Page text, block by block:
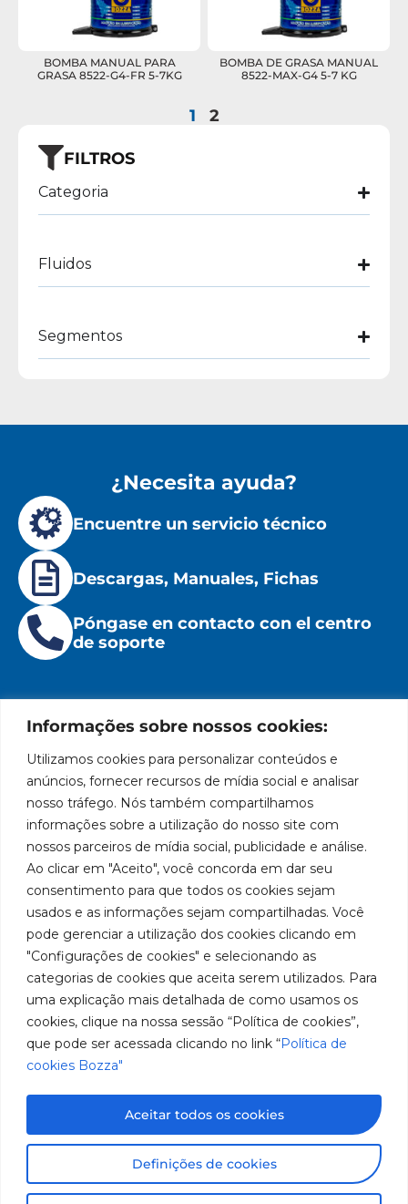
Informações sobre nossos cookies:
Utilizamos cookies para personalizar conteúdos e
anúncios, fornecer recursos de mídia social e analisar
nosso tráfego. Nós também compartilhamos
informações sobre a utilização do nosso site com
nossos parceiros de mídia social, publicidade e análise.
Ao clicar em "Aceito", você concorda em dar seu
consentimento para que todos os cookies sejam
usados e as informações sejam compartilhadas. Você
pode gerenciar a utilização dos cookies clicando em
"Configurações de cookies" e selecionando as
categorias de cookies que aceita serem utilizados. Para
uma explicação mais detalhada de como usamos os
cookies, clique na nossa sessão “Política de cookies”,
que pode ser acessada clicando no link “Política de
cookies Bozza"
Definições de cookies
Aceitar todos os cookies
FILTROS
Categoria
Fluidos
Segmentos
BOMBA MANUAL PARA
GRASA 8522-G4-FR 5-7KG
BOMBA DE GRASA MANUAL
8522-MAX-G4 5-7 KG
1 2
¿Necesita ayuda?
Encuentre un servicio técnico
Descargas, Manuales, Fichas
Póngase en contacto con el centro
de soporte
Marca
líder
en
fabricación
de
equipos
para
lubricación
abastecimiento
de
América
del
Sur.
Políticas
de
privacidad
Políticas
de
cookies
Institucional
Institucional
Centros de
Servicio
Autorizados
Sea un
Representante
Trabaje con
Ubicación
Rua
931 – Anexo
Anita
Franchini,
50/96
Bairro: Santa
Terezinha
São Bernardo
SP
CEP: 09780-
001
Hable
con
SAC: 0800
Redes
sociales
Youtube
LinkedIn
Instagram
Imágenes meramente ilustrativas. Información sujeta a
cambios sin previo aviso. Todos los derechos